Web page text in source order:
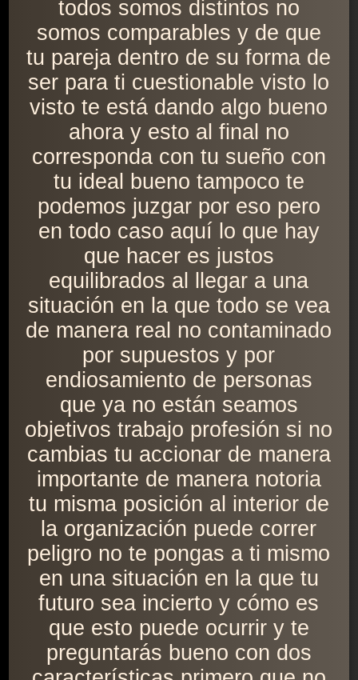
todos somos distintos no
somos comparables y de que
tu pareja dentro de su forma de
ser para ti cuestionable visto lo
visto te está dando algo bueno
ahora y esto al final no
corresponda con tu sueño con
tu ideal bueno tampoco te
podemos juzgar por eso pero
en todo caso aquí lo que hay
que hacer es justos
equilibrados al llegar a una
situación en la que todo se vea
de manera real no contaminado
por supuestos y por
endiosamiento de personas
que ya no están seamos
objetivos trabajo profesión si no
cambias tu accionar de manera
importante de manera notoria
tu misma posición al interior de
la organización puede correr
peligro no te pongas a ti mismo
en una situación en la que tu
futuro sea incierto y cómo es
que esto puede ocurrir y te
preguntarás bueno con dos